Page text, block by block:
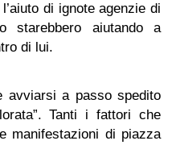
di ignote agenzie di
starebbero aiutando a
di lui.
avviarsi a passo spedito
Tanti i fattori che
manifestazioni di piazza